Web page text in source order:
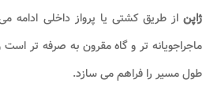
ژاپناز طریق کشتی یا پرواز داخلی ادامه
ماجراجویانه‌ تر و گاه مقرون‌ به‌ صرفه‌ تر
طول مسیر را فراهم می‌ سازد.